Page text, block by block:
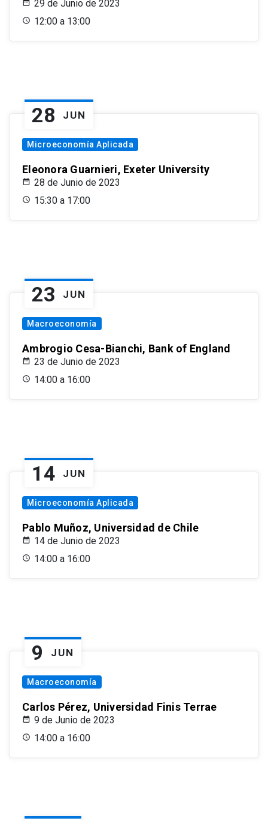
29 de Junio de 2023
12:00 a 13:00
28 JUN
Microeconomía Aplicada
Eleonora Guarnieri, Exeter University
28 de Junio de 2023
15:30 a 17:00
23 JUN
Macroeconomía
Ambrogio Cesa-Bianchi, Bank of England
23 de Junio de 2023
14:00 a 16:00
14 JUN
Microeconomía Aplicada
Pablo Muñoz, Universidad de Chile
14 de Junio de 2023
14:00 a 16:00
9 JUN
Macroeconomía
Carlos Pérez, Universidad Finis Terrae
9 de Junio de 2023
14:00 a 16:00